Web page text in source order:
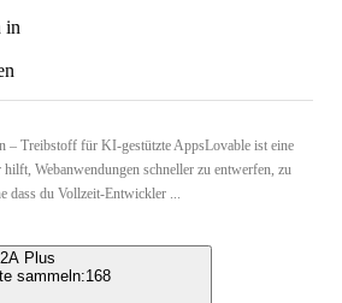
in
– Treibstoff für KI-gestützte AppsLovable ist eine
Webanwendungen schneller zu entwerfen, zu
dass du Vollzeit-Entwickler ...
Plus
sammeln:168